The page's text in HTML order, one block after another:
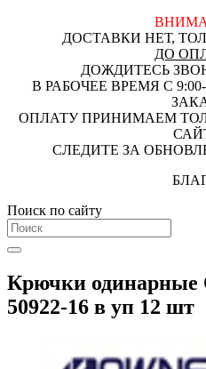
ДОСТАВКИ НЕТ,
ДО
ДОЖДИТЕСЬ
В РАБОЧЕЕ ВРЕМЯ С
ОПЛАТУ ПРИНИМАЕМ
СЛЕДИТЕ ЗА
Поиск по сайту
Крючки одинарные
50922-16 в уп 12 шт